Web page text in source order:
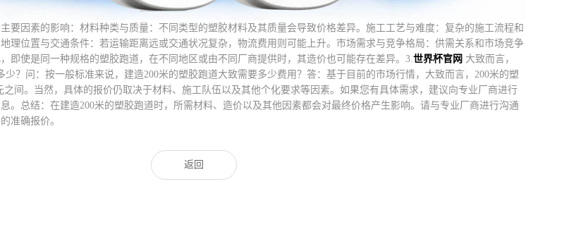
要因素的影响：材料种类与质量：不同类型的塑胶材料及其质量会导致价格差异。施工工艺与难度：复杂的施工流程和
理位置与交通条件：若运输距离远或交通状况复杂，物流费用则可能上升。市场需求与竞争格局：供需关系和市场竞争
即使是同一种规格的塑胶跑道，在不同地区或由不同厂商提供时，其造价也可能存在差异。3.世界杯官网 大致而言，
少？问：按一般标准来说，建造200米的塑胶跑道大致需要多少费用？答：基于目前的市场行情，大致而言，200米的塑
间。当然，具体的报价仍取决于材料、施工队伍以及其他个化要求等因素。如果您有具体需求，建议向专业厂商进行
。总结：在建造200米的塑胶跑道时，所需材料、造价以及其他因素都会对最终价格产生影响。请与专业厂商进行沟通
准确报价。
返回